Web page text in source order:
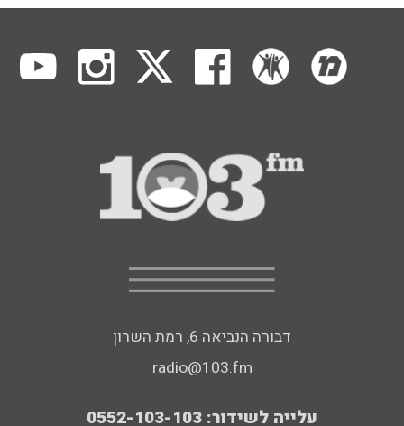
דבורה הנביאה 6, רמת השרון
radio@103.fm
עלייה לשידור: 0552-103-103